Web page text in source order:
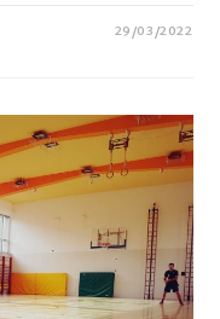
29/03/2022